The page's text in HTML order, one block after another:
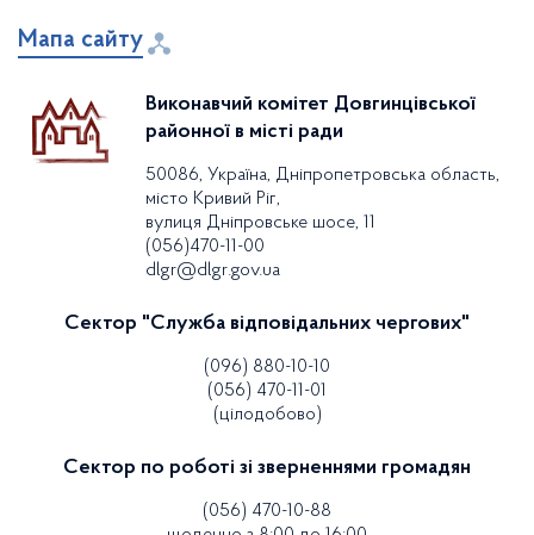
Мапа сайту
Виконавчий комітет Довгинцівської
районної в місті ради
50086, Україна, Дніпропетровська область,
місто Кривий Ріг,
вулиця Дніпровське шосе, 11
(056)470-11-00
dlgr@dlgr.gov.ua
Сектор "Служба відповідальних чергових"
(096) 880-10-10
(056) 470-11-01
(цілодобово)
Сектор по роботі зі зверненнями громадян
(056) 470-10-88